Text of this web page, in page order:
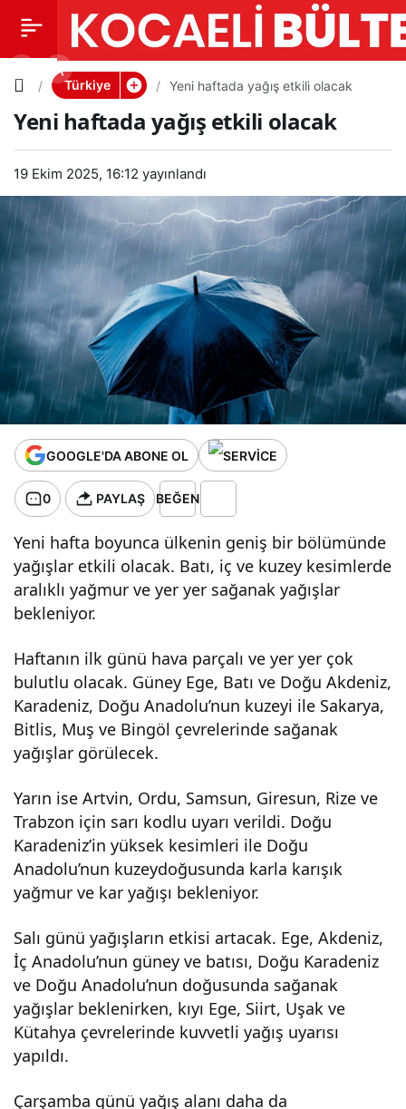
Türkiye Yeni haftada yağış etkili olacak
Yeni haftada yağış etkili olacak
19 Ekim 2025, 16:12 yayınlandı
GOOGLE'DA ABONE OL
0 PAYLAŞ BEĞEN
Yeni hafta boyunca ülkenin geniş bir bölümünde
yağışlar etkili olacak. Batı, iç ve kuzey kesimlerde
aralıklı yağmur ve yer yer sağanak yağışlar
bekleniyor.
Haftanın ilk günü hava parçalı ve yer yer çok
bulutlu olacak. Güney Ege, Batı ve Doğu Akdeniz,
Karadeniz, Doğu Anadolu’nun kuzeyi ile Sakarya,
Bitlis, Muş ve Bingöl çevrelerinde sağanak
yağışlar görülecek.
Yarın ise Artvin, Ordu, Samsun, Giresun, Rize ve
Trabzon için sarı kodlu uyarı verildi. Doğu
Karadeniz’in yüksek kesimleri ile Doğu
Anadolu’nun kuzeydoğusunda karla karışık
yağmur ve kar yağışı bekleniyor.
Salı günü yağışların etkisi artacak. Ege, Akdeniz,
İç Anadolu’nun güney ve batısı, Doğu Karadeniz
ve Doğu Anadolu’nun doğusunda sağanak
yağışlar beklenirken, kıyı Ege, Siirt, Uşak ve
Kütahya çevrelerinde kuvvetli yağış uyarısı
yapıldı.
Çarşamba günü yağış alanı daha da
Yeni
haftada
yağış
etkili
olacak
PAYLAŞ